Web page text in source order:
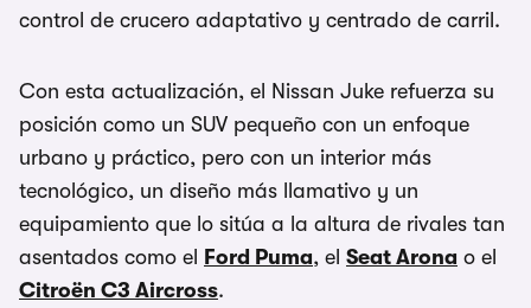
control de crucero adaptativo y centrado de carril.
Con esta actualización, el Nissan Juke refuerza su
posición como un SUV pequeño con un enfoque
urbano y práctico, pero con un interior más
tecnológico, un diseño más llamativo y un
equipamiento que lo sitúa a la altura de rivales tan
asentados como el
Ford Puma, el Seat Arona o el
Citroën C3 Aircross.